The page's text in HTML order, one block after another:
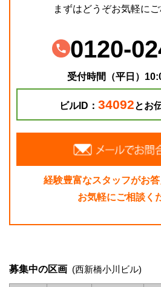
まずはどうぞお気軽にご
0120-
受付時間（平日）
ビルID： 34092とお
経験豊富なスタッフがお答
お気軽にご相談く
募集中の区画 (西新橋小川ビル)